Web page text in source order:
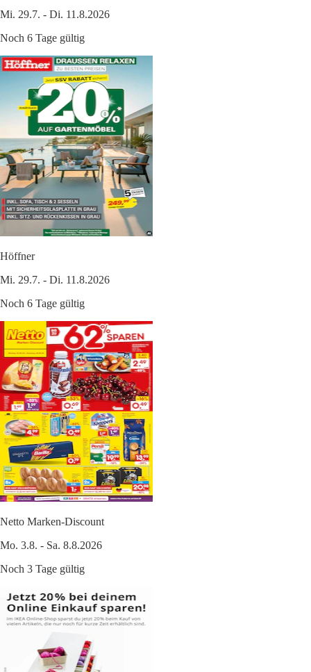
Mi. 29.7. - Di. 11.8.2026
Noch 6 Tage gültig
Höffner
Mi. 29.7. - Di. 11.8.2026
Noch 6 Tage gültig
Netto Marken-Discount
Mo. 3.8. - Sa. 8.8.2026
Noch 3 Tage gültig